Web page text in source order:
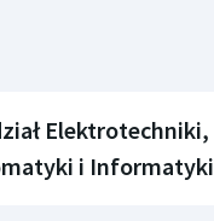
Elektrotechniki,
i Informatyki